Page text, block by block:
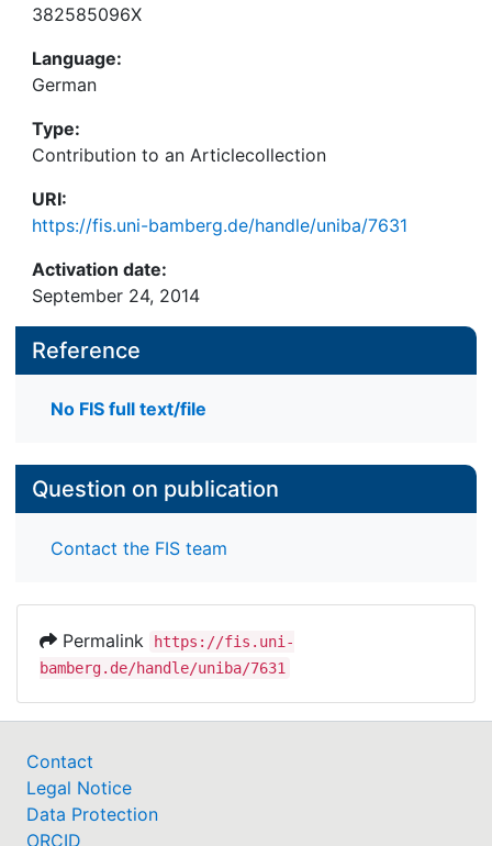
382585096X
Language:
German
Type:
Contribution to an Articlecollection
URI:
https://fis.uni-bamberg.de/handle/uniba/7631
Activation date:
September 24, 2014
Reference
No FIS full text/file
Question on publication
Contact the FIS team
Permalink
https://fis.uni-
bamberg.de/handle/uniba/7631
Contact
Legal Notice
Data Protection
ORCID